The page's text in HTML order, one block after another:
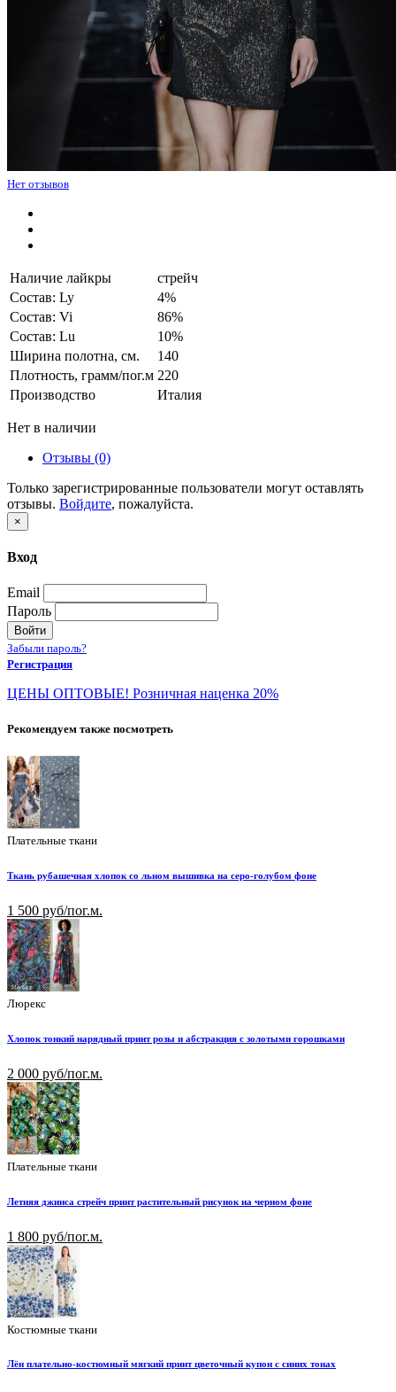
Нет отзывов
Наличие лайкры
стрейч
Состав: Ly
4%
Состав: Vi
86%
Состав: Lu
10%
Ширина полотна, см.
140
Плотность, грамм/пог.м 220
Производство
Италия
Нет в наличии
Отзывы (0)
Только зарегистрированные пользователи могут оставлять
отзывы. Войдите, пожалуйста.
×
Вход
Email
Пароль
Войти
Забыли пароль?
Регистрация
ЦЕНЫ ОПТОВЫЕ! Розничная наценка 20%
Рекомендуем также посмотреть
Плательные ткани
Ткань рубашечная хлопок со льном вышивка на серо-голубом фоне
1 500 руб/пог.м.
Люрекс
Хлопок тонкий нарядный принт розы и абстракция с золотыми горошками
2 000 руб/пог.м.
Плательные ткани
Летняя джинса стрейч принт растительный рисунок на черном фоне
1 800 руб/пог.м.
Костюмные ткани
Лён плательно-костюмный мягкий принт цветочный купон с синих тонах